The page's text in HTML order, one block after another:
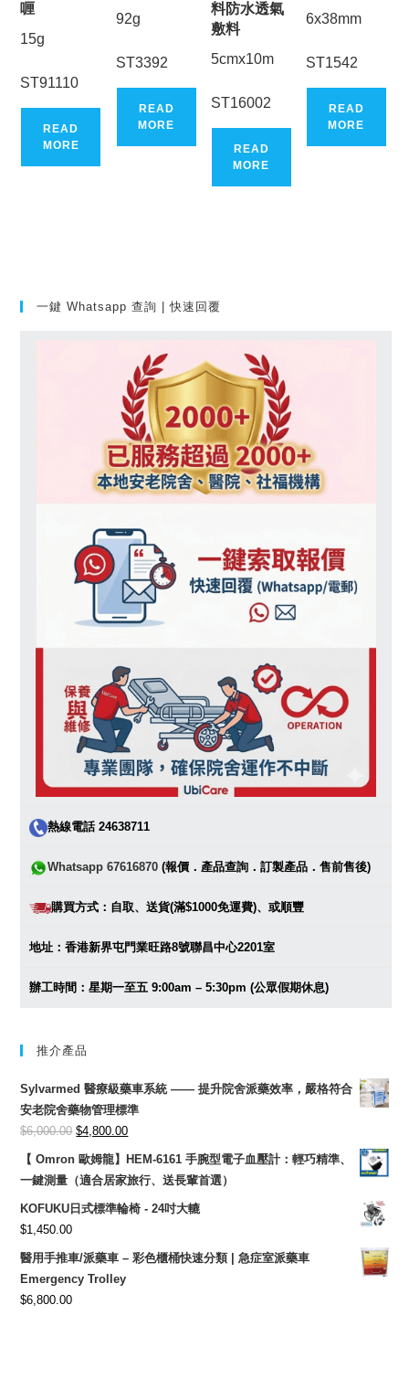
喱
15g
ST91110
READ
MORE
92g
ST3392
READ
MORE
料防水透氣
敷料
5cmx10m
ST16002
READ
MORE
6x38mm
ST1542
READ
MORE
一鍵 Whatsapp 查詢 | 快速回覆
熱線電話 24638711
Whatsapp 67616870 (報價．產品查詢．訂製產品．售前售後)
購買方式：自取、送貨(滿$1000免運費)、或順豐
地址：香港新界屯門業旺路8號聯昌中心2201室
辦工時間：星期一至五 9:00am – 5:30pm (公眾假期休息)
推介產品
Sylvarmed 醫療級藥車系統 —— 提升院舍派藥效率，嚴格符合
安老院舍藥物管理標準
$6,000.00 Original
price
was:
$6,000.00.
$4,800.00Current
price
is:
$4,800.00.
【 Omron 歐姆龍】HEM-6161 手腕型電子血壓計：輕巧精準、
一鍵測量（適合居家旅行、送長輩首選）
KOFUKU日式標準輪椅 - 24吋大轆
$1,450.00
醫用手推車/派藥車 – 彩色櫃桶快速分類 | 急症室派藥車
Emergency Trolley
$6,800.00